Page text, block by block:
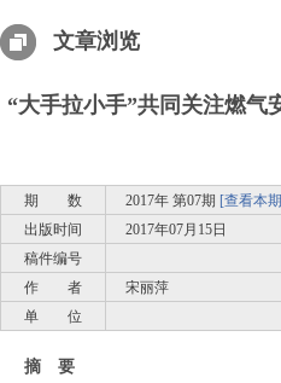
文章浏览
“大手拉小手”共同关注燃气
期 数 2017年 第07期 [查看本
出版时间
2017年07月15日
稿件编号
作 者
宋丽萍
单 位
摘 要